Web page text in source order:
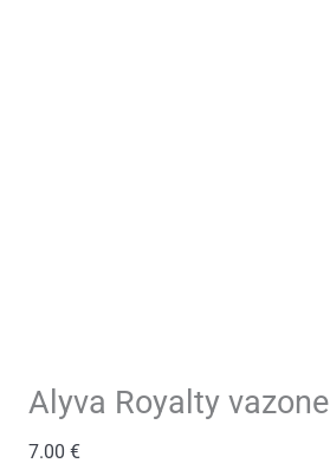
Alyva Royalty vazone
7.00 €